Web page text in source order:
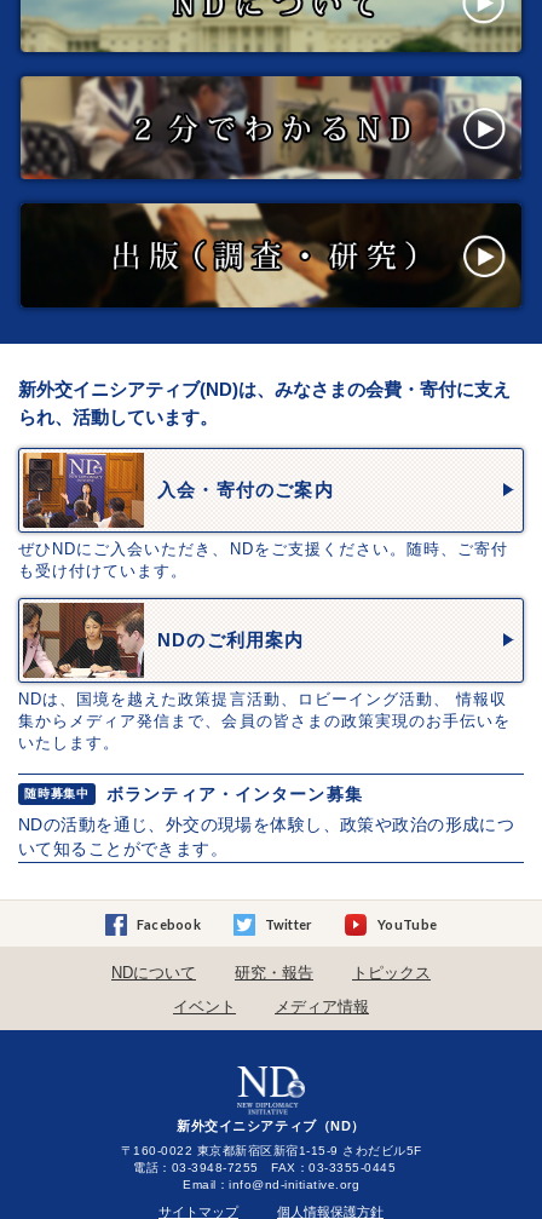
新外交イニシアティブ(ND)は、みなさまの会費・寄付に支え
られ、活動しています。
入会・寄付のご案内
ぜひNDにご入会いただき、NDをご支援ください。随時、ご寄付
も受け付けています。
NDのご利用案内
NDは、国境を越えた政策提言活動、ロビーイング活動、 情報収
集からメディア発信まで、会員の皆さまの政策実現のお手伝いを
いたします。
随時募集中
ボランティア・インターン募集
NDの活動を通じ、外交の現場を体験し、政策や政治の形成につ
いて知ることができます。
Facebook Twitter YouTube
NDについて 研究・報告
トピックス
イベント
メディア情報
新外交イニシアティブ（ND）
〒160-0022 東京都新宿区新宿1-15-9 さわだビル5F
電話：03-3948-7255 FAX：03-3355-0445
Email：
サイトマップ 個人情報保護方針